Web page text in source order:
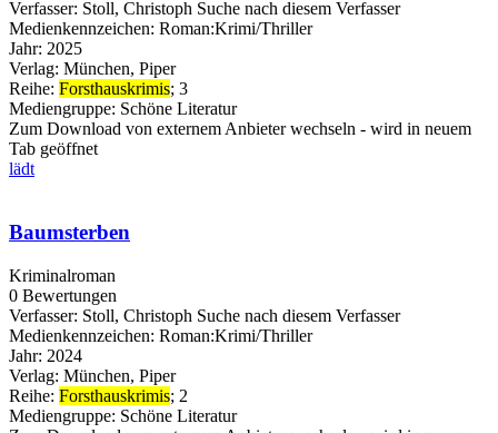
Verfasser: Stoll, Christoph Suche nach diesem Verfasser
Medienkennzeichen: Roman:Krimi/Thriller
Jahr: 2025
Verlag: München, Piper
Reihe: Forsthauskrimis; 3
Mediengruppe: Schöne Literatur
Zum Download von externem Anbieter wechseln - wird in neuem
Tab geöffnet
lädt
Baumsterben
Kriminalroman
0 Bewertungen
Verfasser: Stoll, Christoph Suche nach diesem Verfasser
Medienkennzeichen: Roman:Krimi/Thriller
Jahr: 2024
Verlag: München, Piper
Reihe: Forsthauskrimis; 2
Mediengruppe: Schöne Literatur